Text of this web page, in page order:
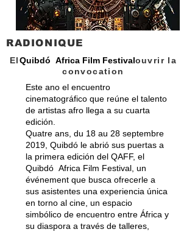
RADIONIQUE
ElQuibdó Africa Film Festivalouvrir la
convocation
Este ano el encuentro
cinematográfico que reúne el talento
de artistas afro llega a su cuarta
edición.
Quatre ans, du 18 au 28 septembre
2019, Quibdó le abrió sus puertas a
la primera edición del QAFF, el
Quibdó Africa Film Festival, un
événement que busca ofrecerle a
sus asistentes una experiencia única
en torno al cine, un espacio
simbólico de encuentro entre África y
su diaspora a través de talleres,